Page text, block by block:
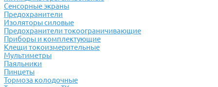
Сенсорные экраны
Предохранители
Изоляторы силовые
Предохранители токоограничивающие
Приборы и комплектующие
Клещи токоизмерительные
Мультиметры
Паяльники
Пинцеты
Тормоза колодочные